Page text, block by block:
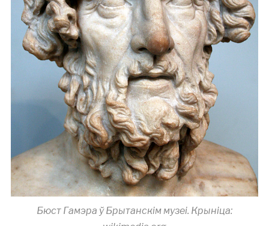
Бюст Гамэра ў Брытанскім музеі. Крыніца: